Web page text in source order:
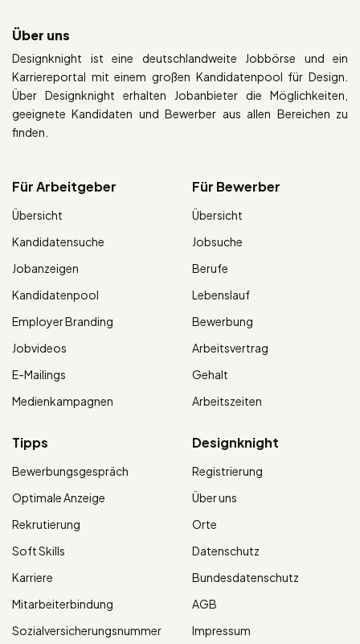
Über uns
Designknight ist eine deutschlandweite Jobbörse und ein
Karriereportal mit einem großen Kandidatenpool für Design.
Über Designknight erhalten Jobanbieter die Möglichkeiten,
geeignete Kandidaten und Bewerber aus allen Bereichen zu
finden.
Für Arbeitgeber
Übersicht
Kandidatensuche
Jobanzeigen
Kandidatenpool
Employer Branding
Jobvideos
E-Mailings
Medienkampagnen
Für Bewerber
Übersicht
Jobsuche
Berufe
Lebenslauf
Bewerbung
Arbeitsvertrag
Gehalt
Arbeitszeiten
Tipps
Bewerbungsgespräch
Optimale Anzeige
Rekrutierung
Soft Skills
Karriere
Mitarbeiterbindung
Sozialversicherungsnummer
Designknight
Registrierung
Über uns
Orte
Datenschutz
Bundesdatenschutz
AGB
Impressum